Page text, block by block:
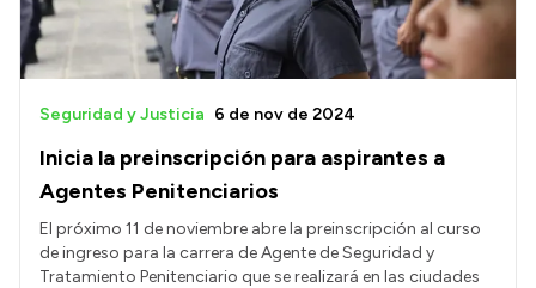
Boletín Oficial
Compras y licitaciones
Consulta de expedientes
Convocatorias
Intranet
Login
Inicia la preinscripción para aspirantes a
Agentes Penitenciarios
Seguridad y Justicia 6 de nov de 2024
El próximo 11 de noviembre abre la preinscripción al curso
de ingreso para la carrera de Agente de Seguridad y
Tratamiento Penitenciario que se realizará en las ciudades